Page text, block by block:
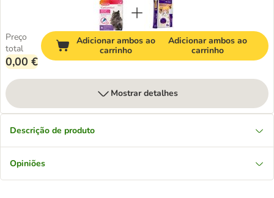
Preço
total
0,00 €
Adicionar ambos ao
carrinho
Adicionar ambos ao
carrinho
Mostrar detalhes
Descrição de produto
Opiniões